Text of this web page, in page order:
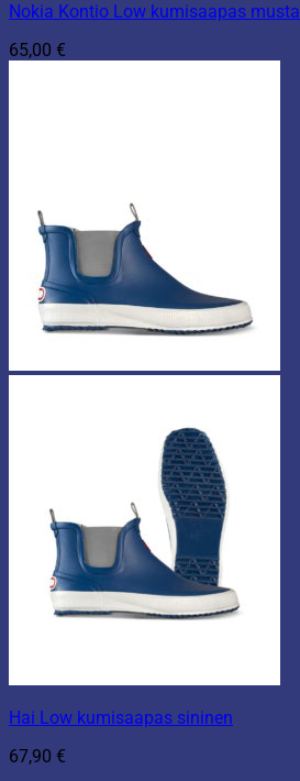
Nokia Kontio Low kumisaapas musta
65,00 €
Hai Low kumisaapas sininen
67,90 €